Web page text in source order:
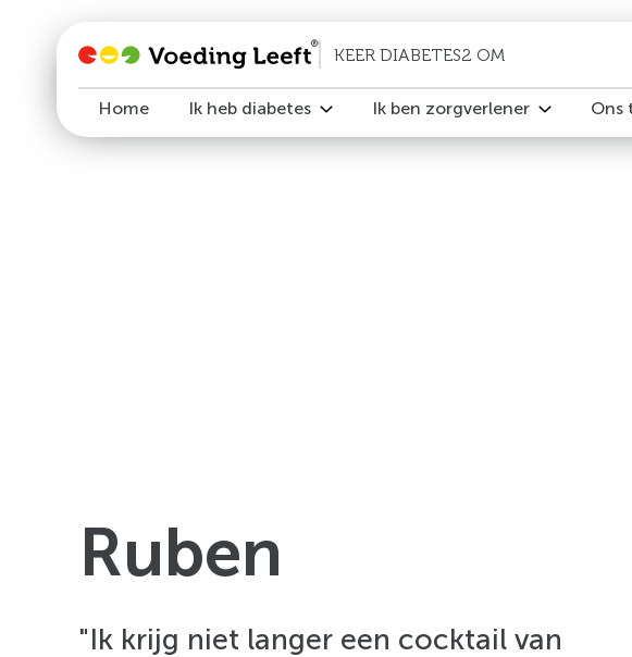
KEER DIABETES2 OM
Home Ik heb diabetes
Ik heb prediabetes of diabetes type 2 zonder
Ik ben zorgverlener Ons
Ruben
"Ik krijg niet langer een cocktail van